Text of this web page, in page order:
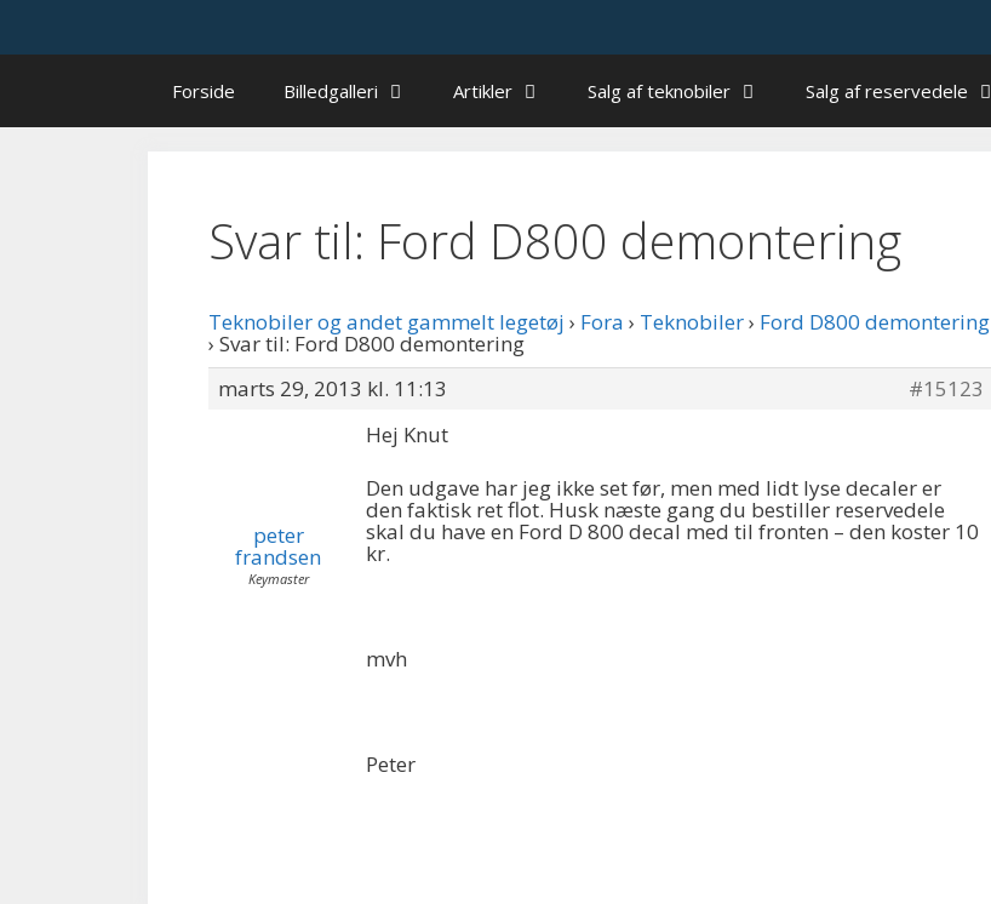
Forside Billedgalleri Artikler Salg af teknobiler Salg af reservedele
Svar til: Ford D800 demontering
Teknobiler og andet gammelt legetøj › Fora › Teknobiler› Ford D800 demontering
› Svar til: Ford D800 demontering
marts 29, 2013 kl. 11:13
#15123
peter
frandsen
Keymaster
Hej Knut
Den udgave har jeg ikke set før, men med lidt lyse decaler er
den faktisk ret flot. Husk næste gang du bestiller reservedele
skal du have en Ford D 800 decal med til fronten – den koster 10
kr.
mvh
Peter